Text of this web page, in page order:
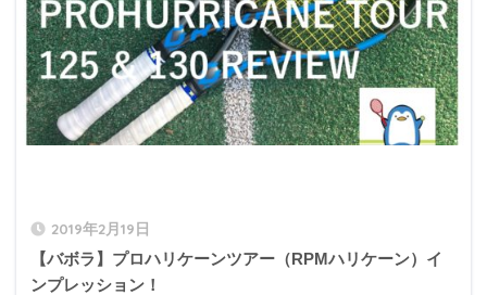
2019年2月19日
【バボラ】プロハリケーンツアー（RPMハリケーン）イ
ンプレッション！